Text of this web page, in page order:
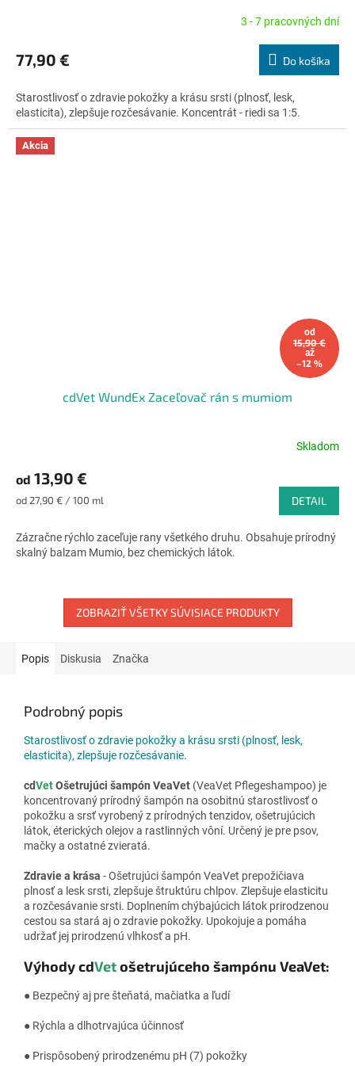
A
R
M
produktu
je
z
5
hviezdičiek.
3 - 7 pracovných dní
77,90 € Do košíka
Starostlivosť o zdravie pokožky a krásu srsti (plnosť, lesk,
elasticita), zlepšuje rozčesávanie. Koncentrát - riedi sa 1:5.
Akcia
od
15,90 €
až
–12 %
cdVet WundEx Zaceľovač rán s mumiom
produktu
4,6
5
hviezdičiek.
Skladom
od 13,90 €
Jednotková
od 27,90 € / 100 ml DETAIL
Zázračne rýchlo zaceľuje rany všetkého druhu. Obsahuje prírodný
skalný balzam Mumio, bez chemických látok.
ZOBRAZIŤ VŠETKY SÚVISIACE PRODUKTY
Popis Diskusia Značka
Podrobný popis
Starostlivosť o zdravie pokožky a krásu srsti (plnosť, lesk,
elasticita), zlepšuje rozčesávanie.
cdVetOšetrujúci šampón VeaVet (VeaVet Pflegeshampoo) je
koncentrovaný prírodný šampón na osobitnú starostlivosť o
pokožku a srsť vyrobený z prírodných tenzidov, ošetrujúcich
látok, éterických olejov a rastlinných vôní. Určený je pre psov,
mačky a ostatné zvieratá.
Zdravie a krása - Ošetrujúci šampón VeaVet prepožičiava
plnosť a lesk srsti, zlepšuje štruktúru chlpov. Zlepšuje elasticitu
a rozčesávanie srsti. Doplnením chýbajúcich látok prirodzenou
cestou sa stará aj o zdravie pokožky. Upokojuje a pomáha
udržať jej prirodzenú vlhkosť a pH.
Výhody cdVetošetrujúceho šampónu VeaVet:
● Bezpečný aj pre šteňatá, mačiatka a ľudí
● Rýchla a dlhotrvajúca účinnosť
● Prispôsobený prirodzenému pH (7) pokožky